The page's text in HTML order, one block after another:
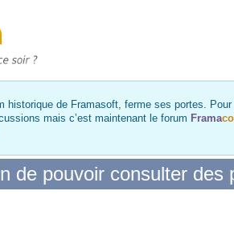
historique de Framasoft, ferme ses portes.
mais c’est maintenant le forum Frama
de pouvoir consulter des